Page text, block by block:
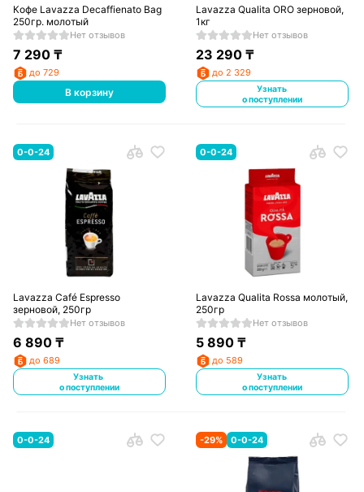
Кофе Lavazza Decaffienato Bag
250гр. молотый
Нет отзывов
7 290₸
до 729
В корзину
Lavazza Qualita ORO зерновой,
1кг
Нет отзывов
23 290 ₸
до 2 329
Узнать
о поступлении
0-0-24
Lavazza Café Espresso
зерновой, 250гр
Нет отзывов
6 890₸
до 689
Узнать
о поступлении
0-0-24
Lavazza Qualita Rossa молотый,
250гр
Нет отзывов
5 890 ₸
до 589
Узнать
о поступлении
0-0-24 -29% 0-0-24